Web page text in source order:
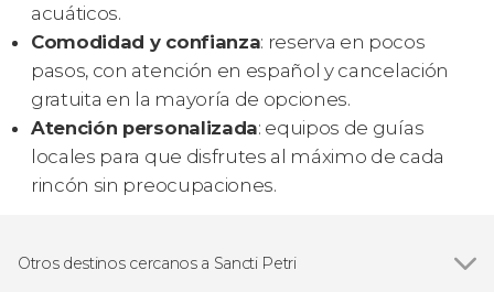
acuáticos.
Comodidad y confianza: reserva en pocos
pasos, con atención en español y cancelación
gratuita en la mayoría de opciones.
Atención personalizada: equipos de guías
locales para que disfrutes al máximo de cada
rincón sin preocupaciones.
Otros destinos cercanos a Sancti Petri